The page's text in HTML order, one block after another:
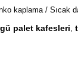
kaplama / Sıcak
palet kafesleri,